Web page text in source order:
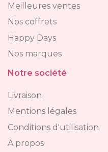
Meilleures ventes
Nos coffrets
Happy Days
Nos marques
Notre société
Livraison
Mentions légales
Conditions d'utilisation
A propos